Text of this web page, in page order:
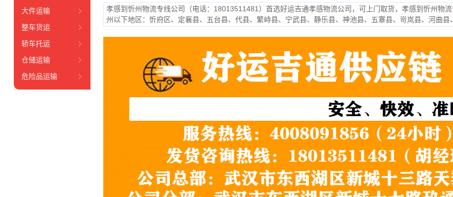
孝感到忻州物流专线公司（电话：18013511481）首选好运吉通孝感物流公司，可上门取货，孝感到忻州物
州以下地区：忻府区、定襄县、五台县、代县、繁峙县、宁武县、静乐县、神池县、五寨县、岢岚县、河曲县
大件运输
整车货运
轿车托运
仓储运输
危险品运输